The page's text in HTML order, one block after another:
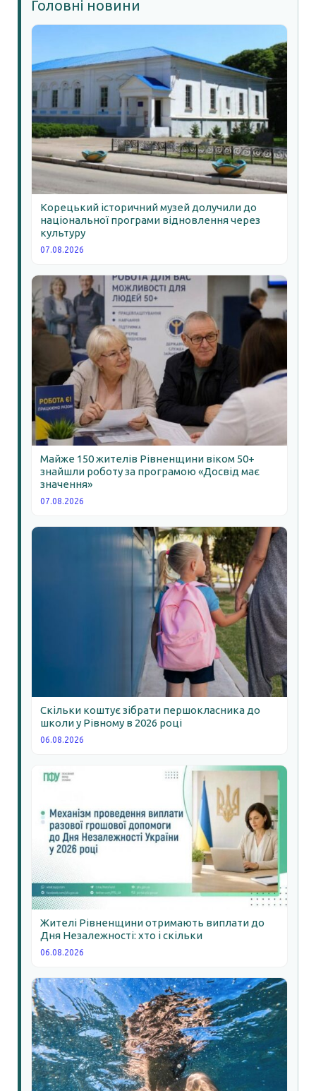
Головні новини
Корецький історичний музей долучили до
національної програми відновлення через
культуру
07.08.2026
Майже 150 жителів Рівненщини віком 50+
знайшли роботу за програмою «Досвід має
значення»
07.08.2026
Скільки коштує зібрати першокласника до
школи у Рівному в 2026 році
06.08.2026
Жителі Рівненщини отримають виплати до
Дня Незалежності: хто і скільки
06.08.2026